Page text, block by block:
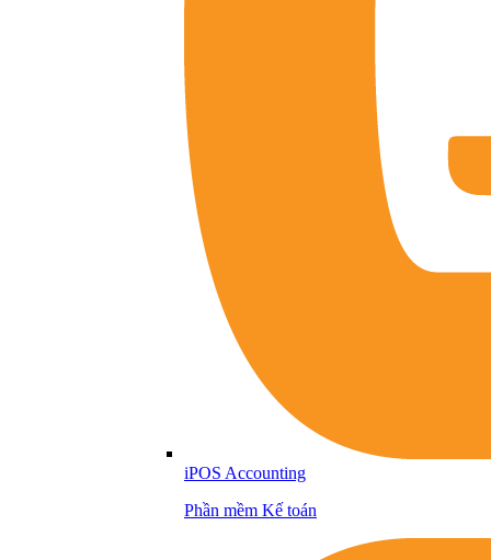
iPOS Accounting
Phần mềm Kế toán